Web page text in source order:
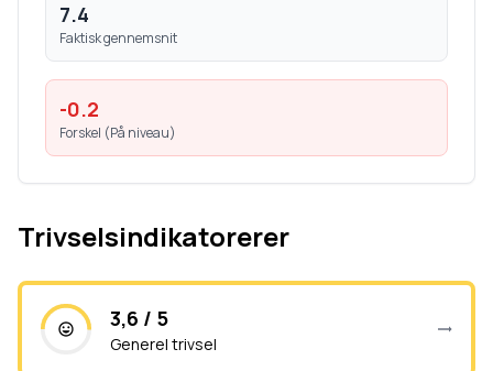
7.4
Faktisk gennemsnit
-0.2
Forskel (På niveau)
Trivselsindikatorerer
3,6 / 5
Generel trivsel